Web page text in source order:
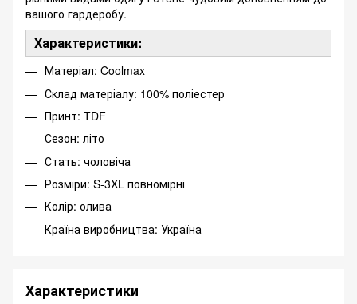
вашого гардеробу.
Характеристики:
Матеріал: Coolmax
Склад матеріалу: 100% поліестер
Принт: TDF
Сезон: літо
Стать: чоловіча
Розміри: S-3XL повномірні
Колір: олива
Країна виробництва: Україна
Характеристики